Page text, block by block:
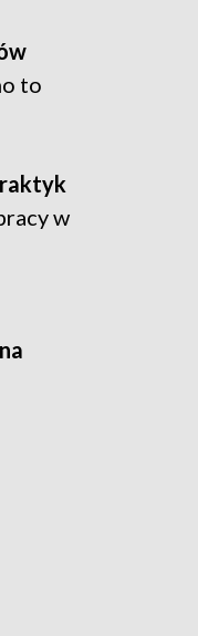
to
w